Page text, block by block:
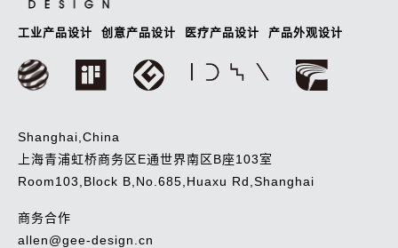
工业产品设计 创意产品设计 医疗产品设计 产品外观设计
Shanghai,China
上海青浦虹桥商务区E通世界南区B座103室
Room103,Block B,No.685,Huaxu Rd,Shanghai
商务合作
allen@gee-design.cn